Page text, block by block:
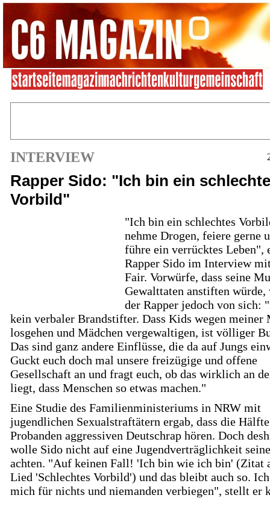
INTERVIEW
Rapper Sido: "Ich bin ein
Vorbild"
"Ich bin ein schlechtes
nehme Drogen, feiere gerne
führe ein verrücktes Leben",
Rapper Sido im Interview
Fair. Vorwürfe, dass seine
Gewalttaten anstiften würde,
der Rapper jedoch von sich:
kein verbaler Brandstifter. Dass Kids wegen meiner
losgehen und Mädchen vergewaltigen, ist völliger
Das sind ganz andere Einflüsse, die da auf Jungs
Guckt euch doch mal unsere freizügige und offene
Gesellschaft an und fragt euch, ob das wirklich an
liegt, dass Menschen so etwas machen."
Eine Studie des Familienministeriums in NRW mit
jugendlichen Sexualstraftätern ergab, dass die
Probanden aggressiven Deutschrap hören. Doch
wolle Sido nicht auf eine Jugendverträglichkeit
achten. "Auf keinen Fall! 'Ich bin wie ich bin' (Zitat
Lied 'Schlechtes Vorbild') und das bleibt auch so.
mich für nichts und niemanden verbiegen", stellt er